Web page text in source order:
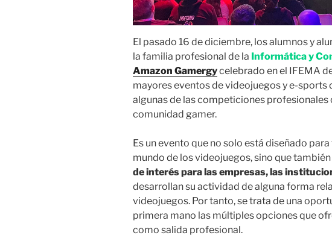
El pasado 16 de diciembre, los alumnos y
la familia profesional de la Informática y
Amazon Gamergycelebrado en el IFEMA
mayores eventos de videojuegos y e-sports
algunas de las competiciones profesionales
comunidad gamer.
Es un evento que no solo está diseñado
mundo de los videojuegos, sino que
de interés para las empresas, las
desarrollan su actividad de alguna forma
videojuegos. Por tanto, se trata de una
primera mano las múltiples opciones que
como salida profesional.